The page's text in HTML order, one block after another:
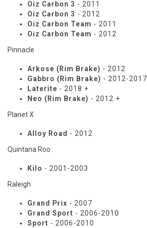
Oiz Carbon 3 - 2011
Oiz Carbon 3 - 2012
Oiz Carbon Team - 2011
Oiz Carbon Team - 2012
Pinnacle
Arkose (Rim Brake) - 2012
Gabbro (Rim Brake) - 2012-2017
Laterite - 2018 +
Neo (Rim Brake) - 2012 +
Planet X
Alloy Road - 2012
Quintana Roo
Kilo - 2001-2003
Raleigh
Grand Prix - 2007
Grand Sport - 2006-2010
Sport - 2006-2010